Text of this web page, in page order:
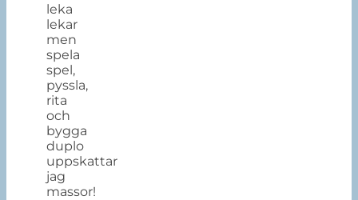
leka
lekar
men
spela
spel,
pyssla,
rita
och
bygga
duplo
uppskattar
jag
massor!